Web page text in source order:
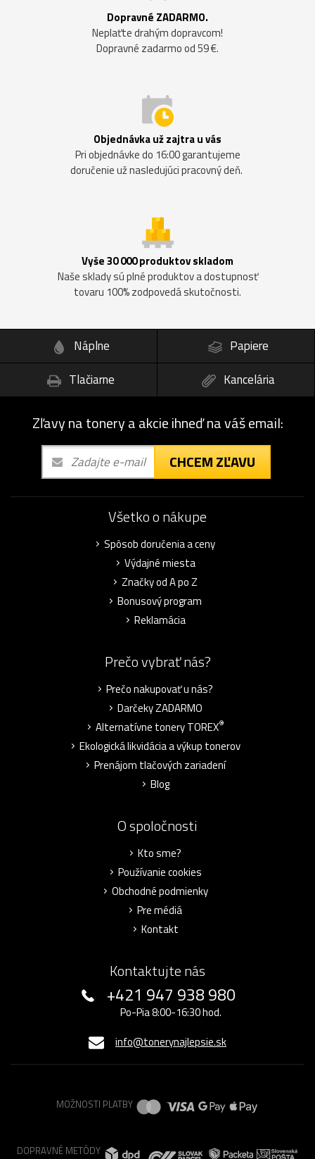
Dopravné ZADARMO.
Neplaťte drahým dopravcom!
Dopravné zadarmo od 59 €.
Objednávka už zajtra u vás
Pri objednávke do 16:00 garantujeme
doručenie už nasledujúci pracovný deň.
Vyše 30 000 produktov skladom
Naše sklady sú plné produktov a dostupnosť
tovaru 100% zodpovedá skutočnosti.
Náplne
Papiere
Tlačiarne
Kancelária
Zľavy na tonery a akcie ihneď na váš email:
CHCEM ZĽAVU
Všetko o nákupe
Spôsob doručenia a ceny
Výdajné miesta
Značky od A po Z
Bonusový program
Reklamácia
Prečo vybrať nás?
Prečo nakupovať u nás?
Darčeky ZADARMO
Alternatívne tonery TOREX®
Ekologická likvidácia a výkup tonerov
Prenájom tlačových zariadení
Blog
O spoločnosti
Kto sme?
Používanie cookies
Obchodné podmienky
Pre médiá
Kontakt
Kontaktujte nás
+421 947 938 980
Po-Pia 8:00-16:30 hod.
info@tonerynajlepsie.sk
MOŽNOSTI PLATBY
DOPRAVNÉ METÓDY